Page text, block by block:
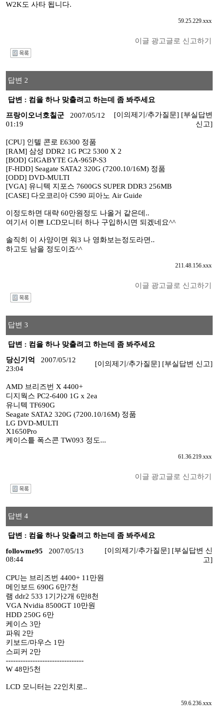
W2K도 사타 됩니다.
59.25.229.xxx
이글 광고글로 신고하기
답변 2
답변 : 컴을 하나 맞출려고 하는데 좀 봐주세요
프랑이오너호칠군
2007/05/12
01:19
[이의제기/추가질문] [부실답변
신고]
[CPU] 인텔 콘로 E6300 정품
[RAM] 삼성 DDR2 1G PC2 5300 X 2
[BOD] GIGABYTE GA-965P-S3
[F-HDD] Seagate SATA2 320G (7200.10/16M) 정품
[ODD] DVD-MULTI
[VGA] 유니텍 지포스 7600GS SUPER DDR3 256MB
[CASE] 다오코리아 C590 피아노 Air Guide
이정도하면 대략 60만원정도 나올거 같은데..
여기서 이쁜 LCD모니터 하나 구입하시면 되겠네요^^
솔직히 이 사양이면 워3 나 영화보는정도라면..
하고도 남을 정도이죠^^
211.48.156.xxx
이글 광고글로 신고하기
답변 3
답변 : 컴을 하나 맞출려고 하는데 좀 봐주세요
당신기억
2007/05/12
23:04
[이의제기/추가질문] [부실답변 신고]
AMD 브리즈번 X 4400+
디지웍스 PC2-6400 1G x 2ea
유니텍 TF690G
Seagate SATA2 320G (7200.10/16M) 정품
LG DVD-MULTI
X1650Pro
케이스틑 폭스콘 TW093 정도...
61.36.219.xxx
이글 광고글로 신고하기
답변 4
답변 : 컴을 하나 맞출려고 하는데 좀 봐주세요
followme95
2007/05/13
08:44
[이의제기/추가질문] [부실답변 신
고]
CPU는 브리즈번 4400+ 11만원
메인보드 690G 6만7천
램 ddr2 533 1기가2개 6만8천
VGA Nvidia 8500GT 10만원
HDD 250G 6만
케이스 3만
파워 2만
키보드/마우스 1만
스피커 2만
--------------------------------
W 48만5천
LCD 모니터는 22인치로..
59.6.236.xxx